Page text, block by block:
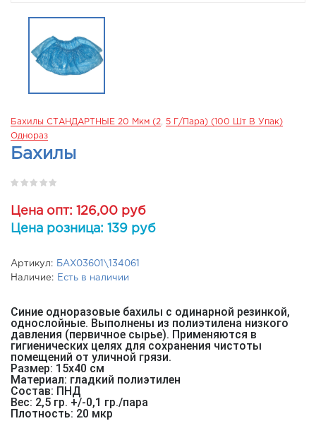
Бахилы СТАНДАРТНЫЕ 20 Мкм (2
5 Г/пара) (100 Шт В Упак)
Однораз
Бахилы
Цена опт: 126,00 руб
Цена розница: 139 руб
Артикул:
БАХ03601\134061
Наличие:
Есть в наличии
Синие одноразовые бахилы с одинарной резинкой,
однослойные. Выполнены из полиэтилена низкого
давления (первичное сырье). Применяются в
гигиенических целях для сохранения чистоты
помещений от уличной грязи.
Размер: 15х40 см
Материал: гладкий полиэтилен
Состав: ПНД
Вес: 2,5 гр. +/-0,1 гр./пара
Плотность: 20 мкр